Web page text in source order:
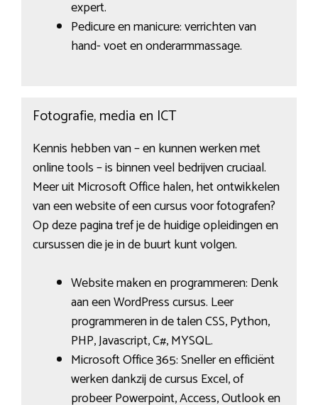
expert.
Pedicure en manicure: verrichten van
hand- voet en onderarmmassage.
Fotografie, media en ICT
Kennis hebben van – en kunnen werken met
online tools – is binnen veel bedrijven cruciaal.
Meer uit Microsoft Office halen, het ontwikkelen
van een website of een cursus voor fotografen?
Op deze pagina tref je de huidige opleidingen en
cursussen die je in de buurt kunt volgen.
Website maken en programmeren: Denk
aan een WordPress cursus. Leer
programmeren in de talen CSS, Python,
PHP, Javascript, C#, MYSQL.
Microsoft Office 365: Sneller en efficiënt
werken dankzij de cursus Excel, of
probeer Powerpoint, Access, Outlook en